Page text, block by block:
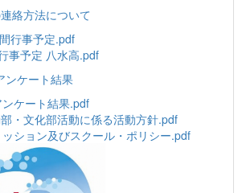
絡方法について
行事予定.pdf
事予定 八水高.pdf
ンケート結果
ケート結果.pdf
・文化部活動に係る活動方針.pdf
ション及びスクール・ポリシー.pdf